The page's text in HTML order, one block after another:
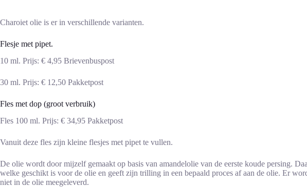
Charoiet olie is er in verschillende varianten.
Flesje met pipet.
10 ml. Prijs: € 4,95 Brievenbuspost
30 ml. Prijs: € 12,50 Pakketpost
Fles met dop (groot verbruik)
Fles 100 ml. Prijs: € 34,95 Pakketpost
Vanuit deze fles zijn kleine flesjes met pipet te vullen.
De olie wordt door mijzelf gemaakt op basis van amandelolie van de eerste koude persing.
welke geschikt is voor de olie en geeft zijn trilling in een bepaald proces af aan de olie. Er
niet in de olie meegeleverd.